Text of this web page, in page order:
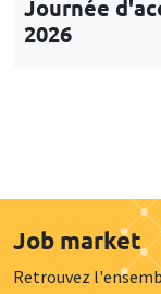
Journée
2026
Job market
Retrouvez